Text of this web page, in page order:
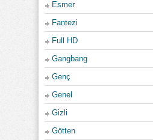
Esmer
Fantezi
Full HD
Gangbang
Genç
Genel
Gizli
Götten